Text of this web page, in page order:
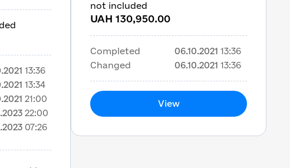
13:36
13:34
21:00
22:00
07:26
not included
UAH 130,950.00
Completed 06.10.2021 13:36
Changed
06.10.2021 13:36
View